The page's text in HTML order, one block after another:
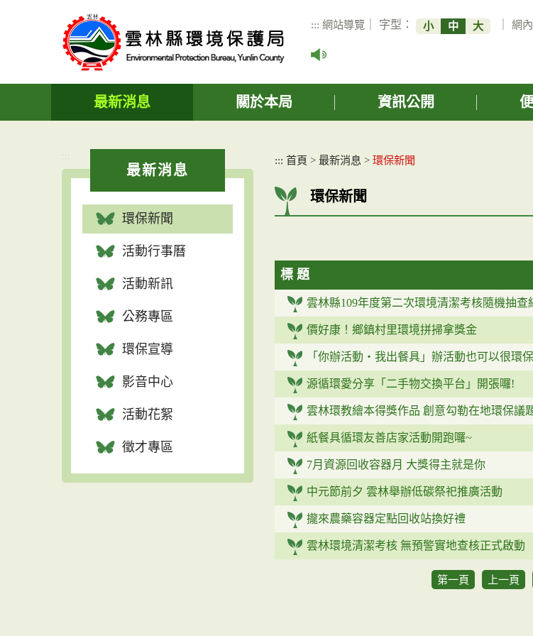
容
::: 網站導覽 ｜ 字型： 小 中 大 ｜網
最新消息 關於本局 資訊公開
:::
最新消息
環保新聞
活動行事曆
活動新訊
公務專區
環保宣導
影音中心
活動花絮
徵才專區
::: 首頁 > 最新消息 > 環保新聞
環保新聞
標 題
雲林縣109年度第二次環境清潔考核隨機抽查
價好康！鄉鎮村里環境拼掃拿獎金
「你辦活動‧我出餐具」辦活動也可以很環保
源循環愛分享「二手物交換平台」開張囉!
雲林環教繪本得獎作品 創意勾勒在地環保議
紙餐具循環友善店家活動開跑囉~
7月資源回收容器月 大獎得主就是你
中元節前夕 雲林舉辦低碳祭祀推廣活動
攏來農藥容器定點回收站換好禮
雲林環境清潔考核 無預警實地查核正式啟動
第一頁 上一頁